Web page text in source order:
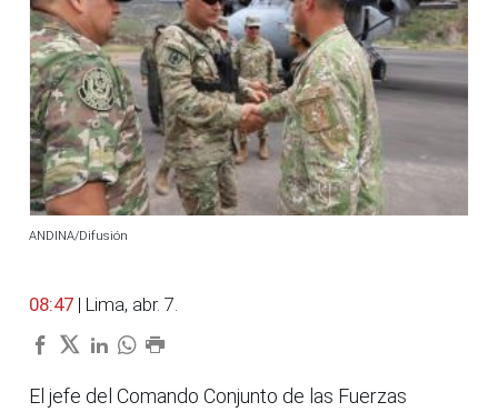
ANDINA/Difusión
08:47 | Lima, abr. 7.
El jefe del Comando Conjunto de las Fuerzas